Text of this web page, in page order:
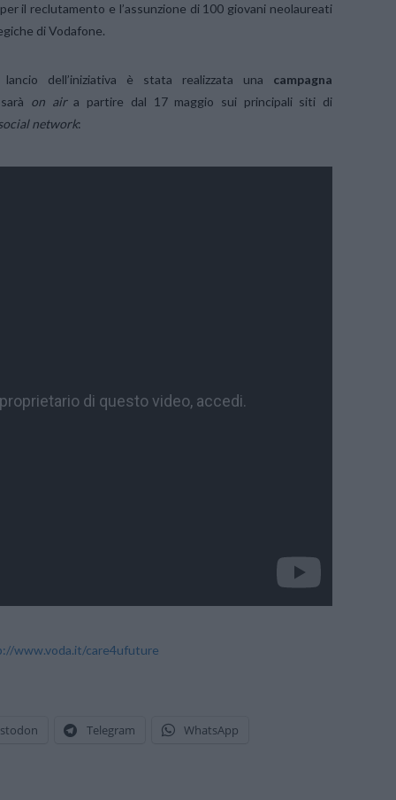
per il reclutamento e l’assunzione di 100 giovani neolaureati
di Vodafone.
dell’iniziativa è stata realizzata una campagna
on aira partire dal 17 maggio sui principali siti di
social network:
www.voda.it/care4ufuture
Telegram WhatsApp